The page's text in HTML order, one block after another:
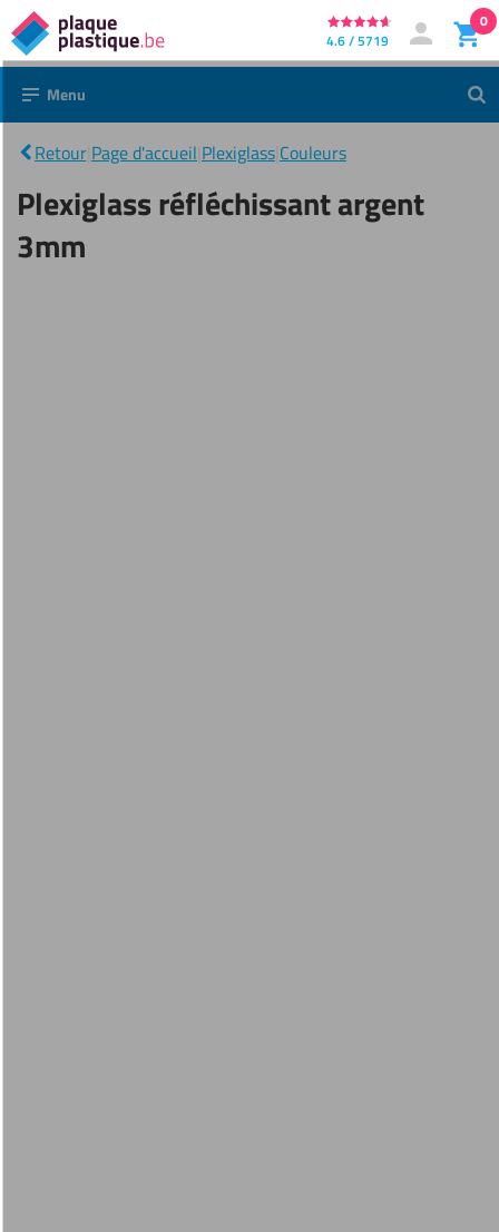
Directement
au
contenu
4.6 / 5719 Mon
Se connecter
0
Menu
Retour Page d'accueil Plexiglass Couleurs
réfléchissant
argent 3mm
Plexiglass réfléchissant argent
3mm